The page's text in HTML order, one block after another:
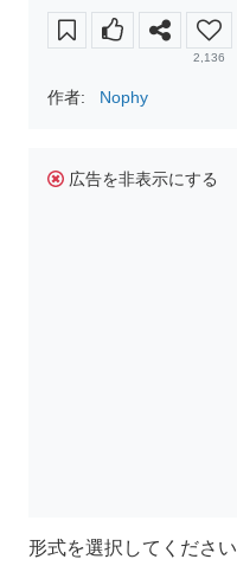
2,136
作者: Nophy
広告を非表示にする
形式を選択してください